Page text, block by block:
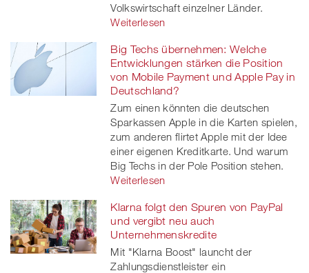
Volkswirtschaft einzelner Länder.
Weiterlesen
Big Techs übernehmen: Welche
Entwicklungen stärken die Position
von Mobile Payment und Apple Pay in
Deutschland?
Zum einen könnten die deutschen
Sparkassen Apple in die Karten spielen,
zum anderen flirtet Apple mit der Idee
einer eigenen Kreditkarte. Und warum
Big Techs in der Pole Position stehen.
Weiterlesen
Klarna folgt den Spuren von PayPal
und vergibt neu auch
Unternehmenskredite
Mit "Klarna Boost" launcht der
Zahlungsdienstleister ein